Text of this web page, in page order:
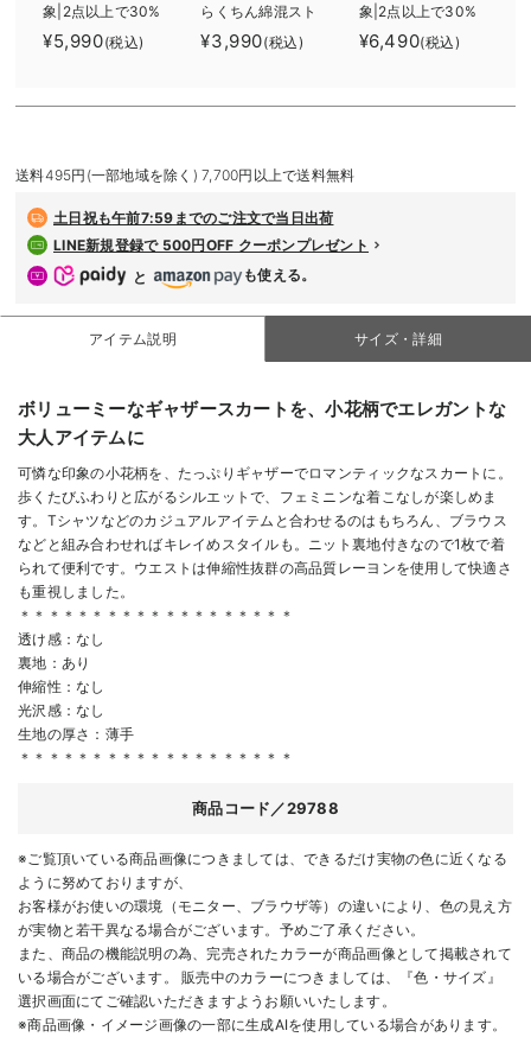
象|2点以上で30%
オフ】タックフレ
アスカート マタ
産後も長く着られ
¥5,990(税込)
らくちん綿混スト
レッチリブナロー
スカート マタニ
後も長く使える】
¥3,990(税込)
象|2点以上で30%
オフ】ラップスカ
ート マタニティ・
く使える】
¥6,490(税込)
送料495円(一部地域を除く) 7,700円以上で送料無料
土日祝も午前7:59までのご注文で当日出荷
LINE新規登録で 500円OFF クーポンプレゼント
と
も使える。
アイテム説明 サイズ・詳細
ボリューミーなギャザースカートを、小花柄でエレガントな
大人アイテムに
可憐な印象の小花柄を、たっぷりギャザーでロマンティックなスカートに。
歩くたびふわりと広がるシルエットで、フェミニンな着こなしが楽しめま
す。Tシャツなどのカジュアルアイテムと合わせるのはもちろん、ブラウス
などと組み合わせればキレイめスタイルも。ニット裏地付きなので1枚で着
られて便利です。ウエストは伸縮性抜群の高品質レーヨンを使用して快適さ
も重視しました。
＊＊＊＊＊＊＊＊＊＊＊＊＊＊＊＊＊＊＊
透け感：なし
裏地：あり
伸縮性：なし
光沢感：なし
生地の厚さ：薄手
＊＊＊＊＊＊＊＊＊＊＊＊＊＊＊＊＊＊＊
商品コード／29788
※ご覧頂いている商品画像につきましては、できるだけ実物の色に近くなる
ように努めておりますが、
お客様がお使いの環境（モニター、ブラウザ等）の違いにより、色の見え方
が実物と若干異なる場合がございます。予めご了承ください。
また、商品の機能説明の為、完売されたカラーが商品画像として掲載されて
いる場合がございます。 販売中のカラーにつきましては、『色・サイズ』
選択画面にてご確認いただきますようお願いいたします。
※商品画像・イメージ画像の一部に生成AIを使用している場合があります。